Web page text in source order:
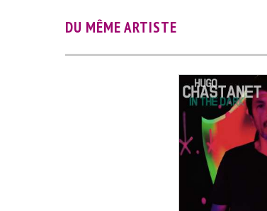
DU MÊME ARTISTE